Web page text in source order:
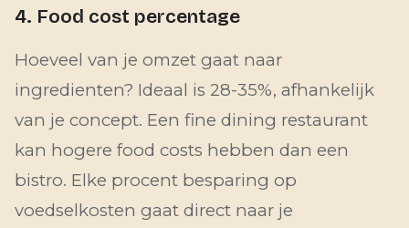
4. Food cost percentage
Hoeveel van je omzet gaat naar
ingredienten? Ideaal is 28-35%, afhankelijk
van je concept. Een fine dining restaurant
kan hogere food costs hebben dan een
bistro. Elke procent besparing op
voedselkosten gaat direct naar je